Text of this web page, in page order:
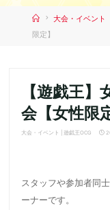
Home
大会・イベント
限定】
【遊戯王
会【女性限
大会・イベント 遊戯王OCG
スタッフや参加者同
ーナーです。